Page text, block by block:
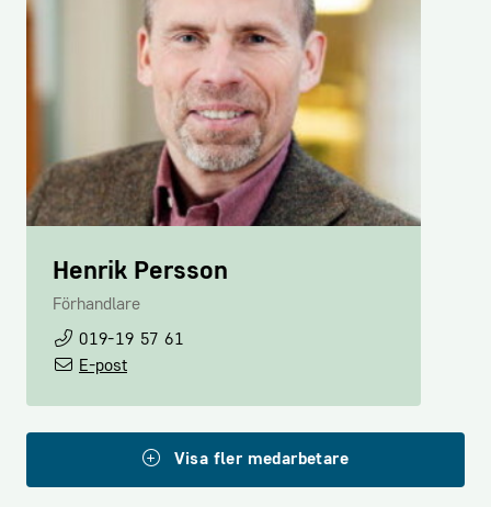
Linus Karlén
Public Affairs & arbetsmarknadsexpert
08-762 72 19
E-post
Henrik Persson
Förhandlare
019-19 57 61
E-post
Visa fler medarbetare